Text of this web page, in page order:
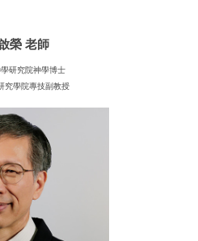
榮 老師
研究院神學博士
究學院專技副教授